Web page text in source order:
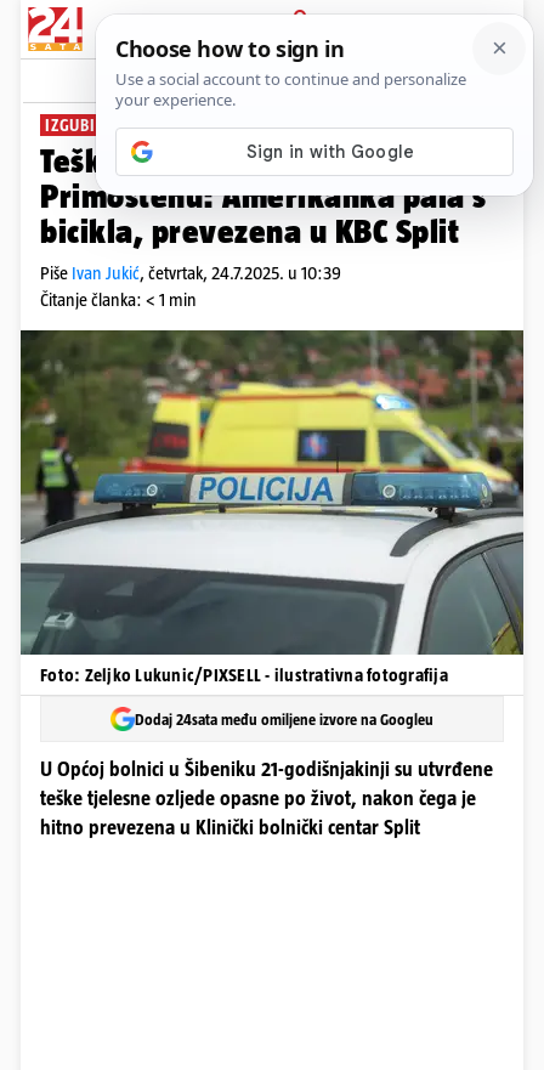
PRIJAVA
News Komentari
IZGUBILA NADZOR
Teško ozlijeđena biciklistica u
Primoštenu: Amerikanka pala s
bicikla, prevezena u KBC Split
Piše Ivan Jukić, četvrtak, 24.7.2025. u 10:39
Čitanje članka: < 1 min
Foto: Zeljko Lukunic/PIXSELL - ilustrativna fotografija
Dodaj 24sata među omiljene izvore na Googleu
U Općoj bolnici u Šibeniku 21-godišnjakinji su utvrđene
teške tjelesne ozljede opasne po život, nakon čega je
hitno prevezena u Klinički bolnički centar Split